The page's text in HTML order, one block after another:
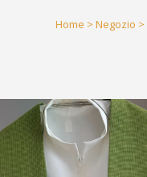
Home > Negozio >